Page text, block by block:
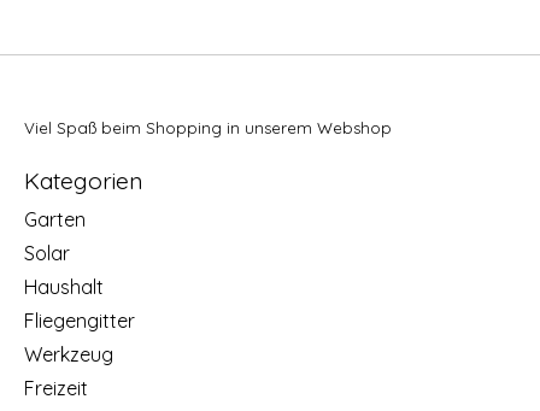
Viel Spaß beim Shopping in unserem Webshop
Kategorien
Garten
Solar
Haushalt
Fliegengitter
Werkzeug
Freizeit